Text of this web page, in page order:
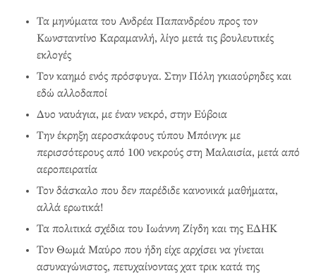
Τα μηνύματα του Ανδρέα Παπανδρέου προς τον
Κωνσταντίνο Καραμανλή, λίγο μετά τις βουλευτικές
εκλογές
Τον καημό ενός πρόσφυγα. Στην Πόλη γκιαούρηδες και
εδώ αλλοδαποί
Δυο ναυάγια, με έναν νεκρό, στην Εύβοια
Την έκρηξη αεροσκάφους τύπου Μπόινγκ με
περισσότερους από 100 νεκρούς στη Μαλαισία, μετά από
αεροπειρατία
Τον δάσκαλο που δεν παρέδιδε κανονικά μαθήματα,
αλλά ερωτικά!
Τα πολιτικά σχέδια του Ιωάννη Ζίγδη και της ΕΔΗΚ
Τον Θωμά Μαύρο που ήδη είχε αρχίσει να γίνεται
ασυναγώνιστος, πετυχαίνοντας χατ τρικ κατά της